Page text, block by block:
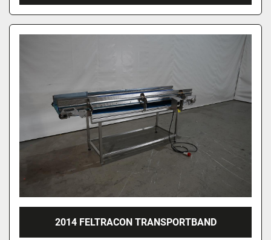
2014 FELTRACON TRANSPORTBAND